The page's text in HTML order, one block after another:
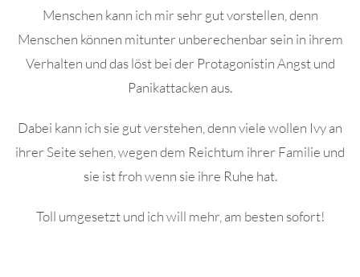
Menschen kann ich mir sehr gut vorstellen, denn
Menschen können mitunter unberechenbar sein in ihrem
Verhalten und das löst bei der Protagonistin Angst und
Panikattacken aus.
Dabei kann ich sie gut verstehen, denn viele wollen Ivy an
ihrer Seite sehen, wegen dem Reichtum ihrer Familie und
sie ist froh wenn sie ihre Ruhe hat.
Toll umgesetzt und ich will mehr, am besten sofort!